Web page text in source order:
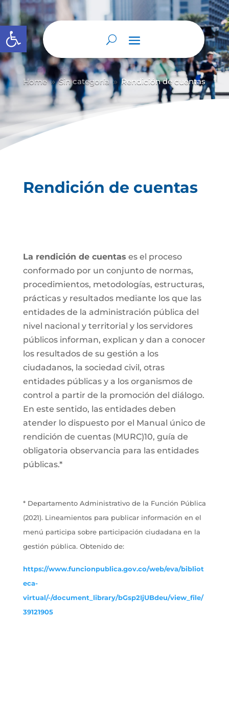
Abrir barra de herramientas
Home 9 Sin categoría 9 Rendición de cuentas
Rendición de cuentas
La rendición de cuentas es el proceso
conformado por un conjunto de normas,
procedimientos, metodologías, estructuras,
prácticas y resultados mediante los que las
entidades de la administración pública del
nivel nacional y territorial y los servidores
públicos informan, explican y dan a conocer
los resultados de su gestión a los
ciudadanos, la sociedad civil, otras
entidades públicas y a los organismos de
control a partir de la promoción del diálogo.
En este sentido, las entidades deben
atender lo dispuesto por el Manual único de
rendición de cuentas (MURC)10, guía de
obligatoria observancia para las entidades
públicas.*
* Departamento Administrativo de la Función Pública
(2021). Lineamientos para publicar información en el
menú participa sobre participación ciudadana en la
gestión pública. Obtenido de:
https://www.funcionpublica.gov.co/web/eva/bibliot
eca-
virtual/-/document_library/bGsp2IjUBdeu/view_file/
39121905